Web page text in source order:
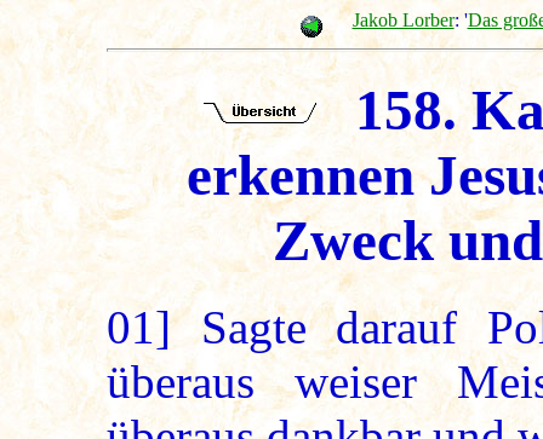
Jakob Lorber: 'Das
158.
erkennen
Zweck
01]Sagte darauf
überaus weiser